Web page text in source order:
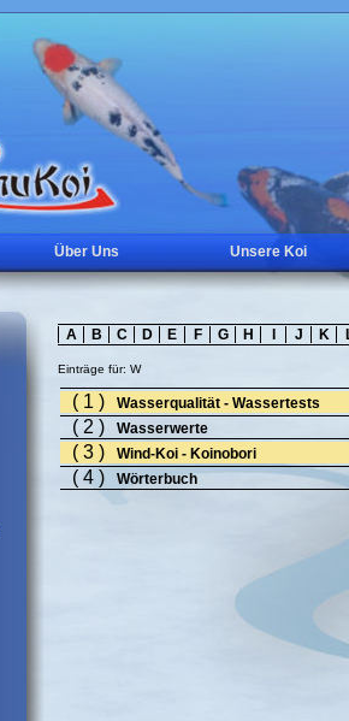
Über Uns Unsere Koi
A B C D E F G H J K
Einträge für: W
( 1 ) Wasserqualität - Wassertests
( 2 ) Wasserwerte
( 3 ) Wind-Koi - Koinobori
( 4 ) Wörterbuch